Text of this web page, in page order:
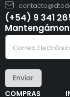
(+54) 9 341
COMPRAS
e
l
c
r
n
C
e
e
Enviar